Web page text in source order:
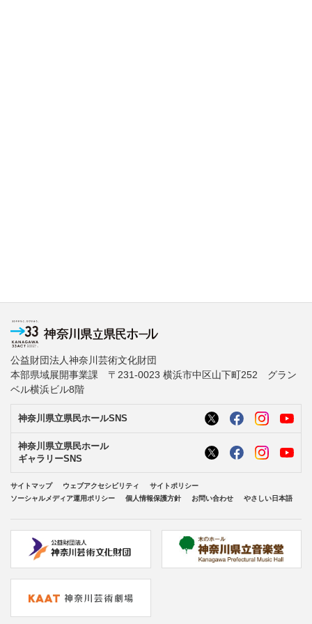
公益財団法人神奈川芸術文化財団
本部県域展開事業課 〒231-0023 横浜市中区山下町252 グラン
ベル横浜ビル8階
神奈川県立県民ホールSNS
神奈川県立県民ホール
ギャラリーSNS
サイトマップ ウェブアクセシビリティ
サイトポリシー
ソーシャルメディア運用ポリシー
個人情報保護方針 お問い合わせ やさしい日本語